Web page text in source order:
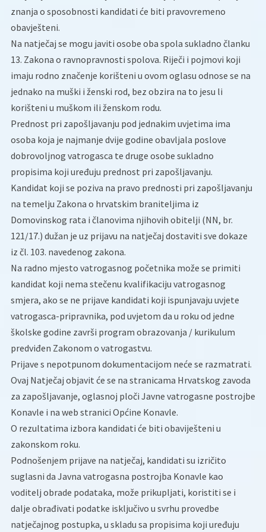
znanja o sposobnosti kandidati će biti pravovremeno
obavješteni.
Na natječaj se mogu javiti osobe oba spola sukladno članku
13. Zakona o ravnopravnosti spolova. Riječi i pojmovi koji
imaju rodno značenje korišteni u ovom oglasu odnose se na
jednako na muški i ženski rod, bez obzira na to jesu li
korišteni u muškom ili ženskom rodu.
Prednost pri zapošljavanju pod jednakim uvjetima ima
osoba koja je najmanje dvije godine obavljala poslove
dobrovoljnog vatrogasca te druge osobe sukladno
propisima koji uređuju prednost pri zapošljavanju.
Kandidat koji se poziva na pravo prednosti pri zapošljavanju
na temelju Zakona o hrvatskim braniteljima iz
Domovinskog rata i članovima njihovih obitelji (NN, br.
121/17.) dužan je uz prijavu na natječaj dostaviti sve dokaze
iz čl. 103. navedenog zakona.
Na radno mjesto vatrogasnog početnika može se primiti
kandidat koji nema stečenu kvalifikaciju vatrogasnog
smjera, ako se ne prijave kandidati koji ispunjavaju uvjete
vatrogasca-pripravnika, pod uvjetom da u roku od jedne
školske godine završi program obrazovanja / kurikulum
predviđen Zakonom o vatrogastvu.
Prijave s nepotpunom dokumentacijom neće se razmatrati.
Ovaj Natječaj objavit će se na stranicama Hrvatskog zavoda
za zapošljavanje, oglasnoj ploči Javne vatrogasne postrojbe
Konavle i na web stranici Općine Konavle.
O rezultatima izbora kandidati će biti obaviješteni u
zakonskom roku.
Podnošenjem prijave na natječaj, kandidati su izričito
suglasni da Javna vatrogasna postrojba Konavle kao
voditelj obrade podataka, može prikupljati, koristiti se i
dalje obrađivati podatke isključivo u svrhu provedbe
natječajnog postupka, u skladu sa propisima koji uređuju